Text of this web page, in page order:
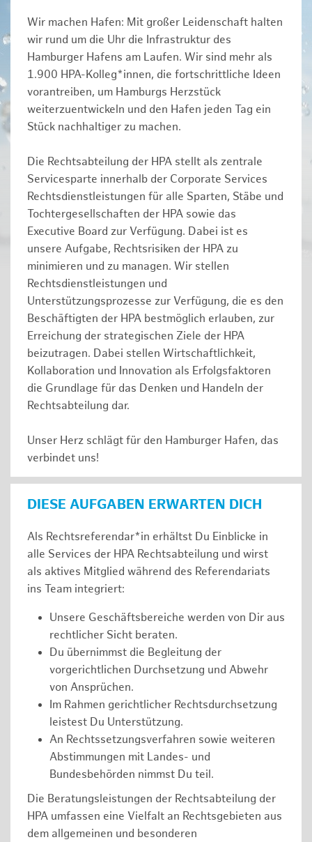
Wir machen Hafen: Mit großer Leidenschaft halten
wir rund um die Uhr die Infrastruktur des
Hamburger Hafens am Laufen. Wir sind mehr als
1.900 HPA-Kolleg*innen, die fortschrittliche Ideen
vorantreiben, um Hamburgs Herzstück
weiterzuentwickeln und den Hafen jeden Tag ein
Stück nachhaltiger zu machen.
Die Rechtsabteilung der HPA stellt als zentrale
Servicesparte innerhalb der Corporate Services
Rechtsdienstleistungen für alle Sparten, Stäbe und
Tochtergesellschaften der HPA sowie das
Executive Board zur Verfügung. Dabei ist es
unsere Aufgabe, Rechtsrisiken der HPA zu
minimieren und zu managen. Wir stellen
Rechtsdienstleistungen und
Unterstützungsprozesse zur Verfügung, die es den
Beschäftigten der HPA bestmöglich erlauben, zur
Erreichung der strategischen Ziele der HPA
beizutragen. Dabei stellen Wirtschaftlichkeit,
Kollaboration und Innovation als Erfolgsfaktoren
die Grundlage für das Denken und Handeln der
Rechtsabteilung dar.
Unser Herz schlägt für den Hamburger Hafen, das
verbindet uns!
DIESE AUFGABEN ERWARTEN DICH
Als Rechtsreferendar*in erhältst Du Einblicke in
alle Services der HPA Rechtsabteilung und wirst
als aktives Mitglied während des Referendariats
ins Team integriert:
Unsere Geschäftsbereiche werden von Dir aus
rechtlicher Sicht beraten.
Du übernimmst die Begleitung der
vorgerichtlichen Durchsetzung und Abwehr
von Ansprüchen.
Im Rahmen gerichtlicher Rechtsdurchsetzung
leistest Du Unterstützung.
An Rechtssetzungsverfahren sowie weiteren
Abstimmungen mit Landes- und
Bundesbehörden nimmst Du teil.
Die Beratungsleistungen der Rechtsabteilung der
HPA umfassen eine Vielfalt an Rechtsgebieten aus
dem allgemeinen und besonderen